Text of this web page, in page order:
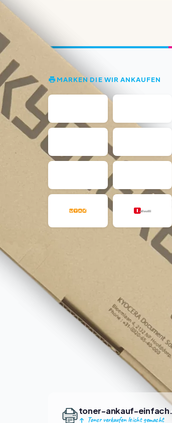
MARKEN DIE WIR ANKAUFEN
toner-ankauf-
Toner verkaufen leicht gemacht